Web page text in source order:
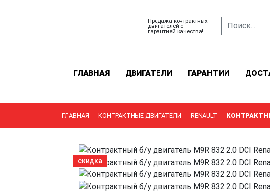
Продажа контрактных
двигателей с
гарантией качества!
ГЛАВНАЯ ДВИГАТЕЛИ ГАРАНТИИ
ГЛАВНАЯ КОНТРАКТНЫЕ ДВИГАТЕЛИ RENAULT
скидка